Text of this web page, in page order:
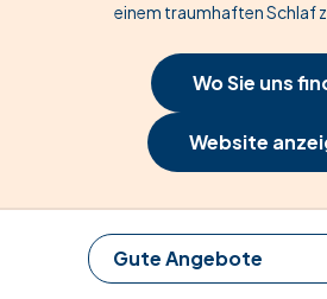
einem traumhaften Schlaf
Wo Sie uns
Website
Gute Angebote